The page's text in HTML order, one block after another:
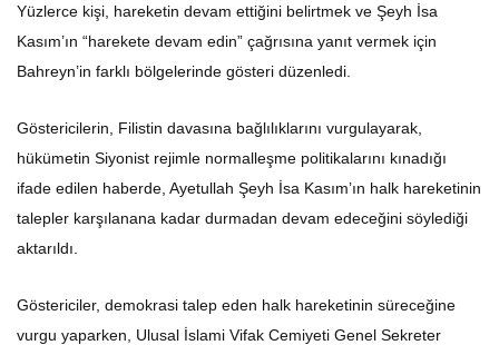
Yüzlerce kişi, hareketin devam ettiğini belirtmek ve Şeyh İsa
Kasım’ın “harekete devam edin” çağrısına yanıt vermek için
Bahreyn’in farklı bölgelerinde gösteri düzenledi.
Göstericilerin, Filistin davasına bağlılıklarını vurgulayarak,
hükümetin Siyonist rejimle normalleşme politikalarını kınadığı
ifade edilen haberde, Ayetullah Şeyh İsa Kasım’ın halk hareketinin
talepler karşılanana kadar durmadan devam edeceğini söylediği
aktarıldı.
Göstericiler, demokrasi talep eden halk hareketinin süreceğine
vurgu yaparken, Ulusal İslami Vifak Cemiyeti Genel Sekreter